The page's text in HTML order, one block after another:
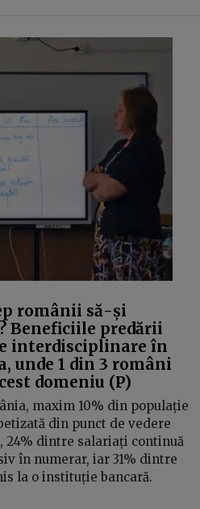
românii să-și
Beneficiile predării
interdisciplinare în
unde 1 din 3 români
domeniu (P)
maxim 10% din populație
din punct de vedere
24% dintre salariați continuă
în numerar, iar 31% dintre
la o instituție bancară.